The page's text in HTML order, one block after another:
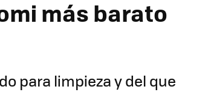
más barato
para limpieza y del que